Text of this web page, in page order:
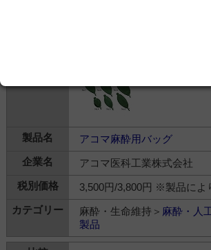
アコマ麻酔用バッグ
アコマ医科工業株式会社
3,500円/3,800円 ※製品によ
麻酔・生命維持＞ 麻酔・人
製品